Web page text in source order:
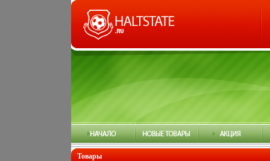
Товары